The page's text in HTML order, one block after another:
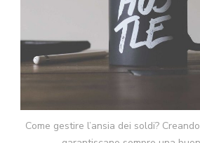
Come gestire l’ansia dei soldi?